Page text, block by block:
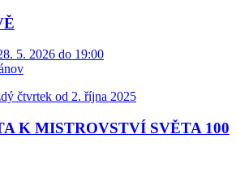
5. 2026 do 19:00
čtvrtek od 2. října 2025
K MISTROVSTVÍ SVĚTA 100